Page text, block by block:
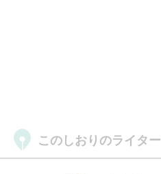
このしおりのライター